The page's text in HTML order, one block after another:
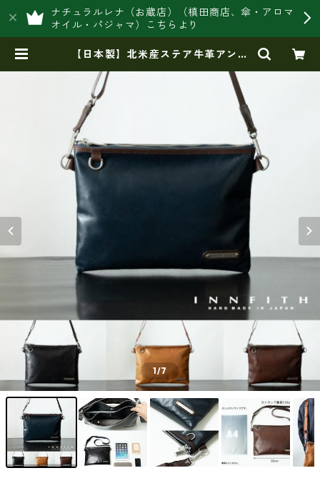
ナチュラルレナ（お蔵店）（槙田商店、傘・アロマ
オイル・パジャマ）こちらより
【日本製】北米産ステア牛革アンテ
ッシュ・ショルダー ir-55010 | 豊
岡製オリジナルバッグ製造販売【日
本製・バッグ財布 専門店】レナ
ジャパンメイド ショップ
1/7